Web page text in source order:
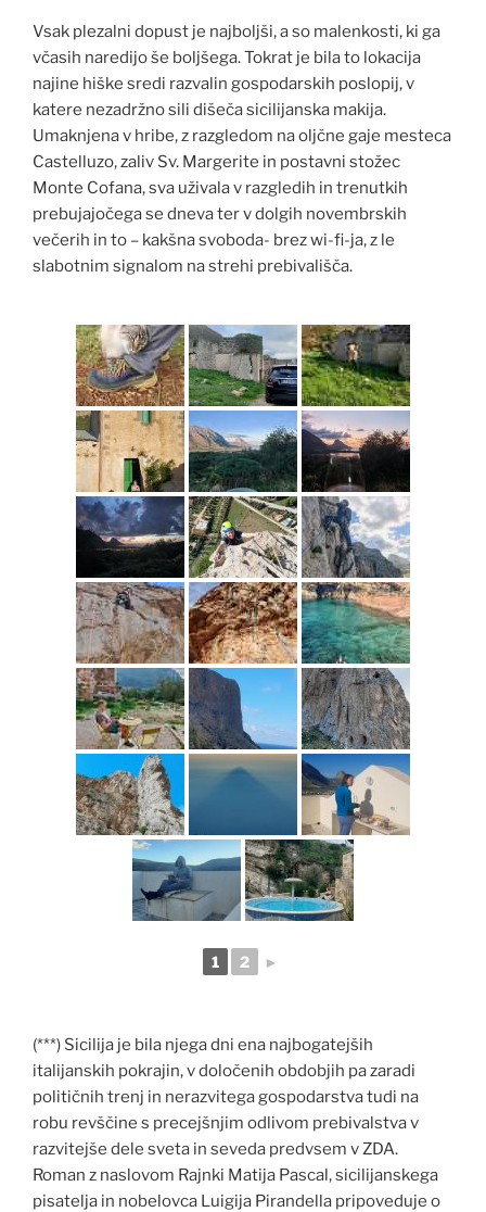
Vsak plezalni dopust je najboljši, a so malenkosti, ki ga
včasih naredijo še boljšega. Tokrat je bila to lokacija
najine hiške sredi razvalin gospodarskih poslopij, v
katere nezadržno sili dišeča sicilijanska makija.
Umaknjena v hribe, z razgledom na oljčne gaje mesteca
Castelluzo, zaliv Sv. Margerite in postavni stožec
Monte Cofana, sva uživala v razgledih in trenutkih
prebujajočega se dneva ter v dolgih novembrskih
večerih in to – kakšna svoboda- brez wi-fi-ja, z le
slabotnim signalom na strehi prebivališča.
1 2 ►
(***) Sicilija je bila njega dni ena najbogatejših
italijanskih pokrajin, v določenih obdobjih pa zaradi
političnih trenj in nerazvitega gospodarstva tudi na
robu revščine s precejšnjim odlivom prebivalstva v
razvitejše dele sveta in seveda predvsem v ZDA.
Roman z naslovom Rajnki Matija Pascal, sicilijanskega
pisatelja in nobelovca Luigija Pirandella pripoveduje o